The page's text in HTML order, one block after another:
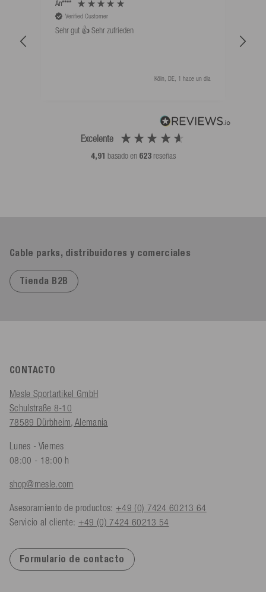
Excelente
4,91 basado en 623 reseñas
An****
Verified Customer
Sehr gut 👍 Sehr zufrieden
Köln, DE, 1 hace un dia
Cable parks, distribuidores y comerciales
Tienda B2B
CONTACTO
Mesle Sportartikel GmbH
Schulstraße 8-10
78589 Dürbheim, Alemania
Lunes - Viernes
08:00 - 18:00 h
shop@mesle.com
Asesoramiento de productos: +49 (0) 7424 60213 64
Servicio al cliente: +49 (0) 7424 60213 54
Formulario de contacto